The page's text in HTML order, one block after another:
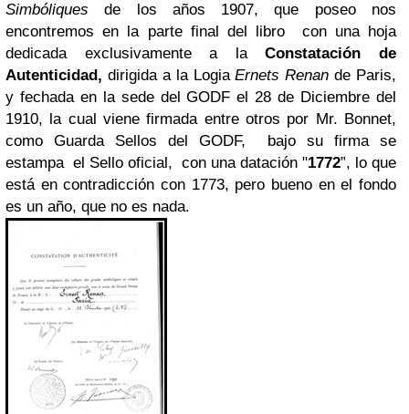
Simbóliques de los años 1907, que poseo nos
encontremos en la parte final del libro con una hoja
dedicada exclusivamente a laConstatación de
Autenticidad, dirigida a la LogiaErnets Renan de Paris,
y fechada en la sede del GODF el 28 de Diciembre del
1910, la cual viene firmada entre otros por Mr. Bonnet,
como Guarda Sellos del GODF, bajo su firma se
estampa el Sello oficial, con una datación "1772”, lo que
está en contradicción con 1773, pero bueno en el fondo
es un año, que no es nada.